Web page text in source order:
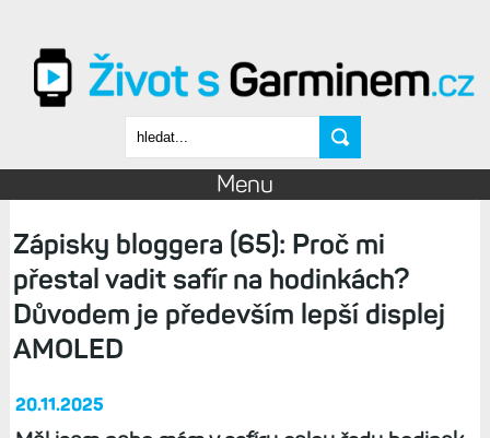
Vyhledávání
Menu
Zápisky bloggera (65): Proč mi
přestal vadit safír na hodinkách?
Důvodem je především lepší displej
AMOLED
20.11.2025